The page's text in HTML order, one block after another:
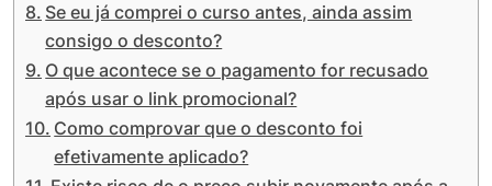
Se eu já comprei o curso antes, ainda assim
consigo o desconto?
O que acontece se o pagamento for recusado
após usar o link promocional?
Como comprovar que o desconto foi
efetivamente aplicado?